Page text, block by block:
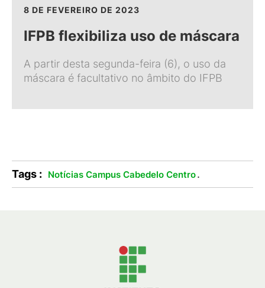
8 DE FEVEREIRO DE 2023
IFPB flexibiliza uso de máscara
A partir desta segunda-feira (6), o uso da
máscara é facultativo no âmbito do IFPB
Tags : Notícias Campus Cabedelo Centro.